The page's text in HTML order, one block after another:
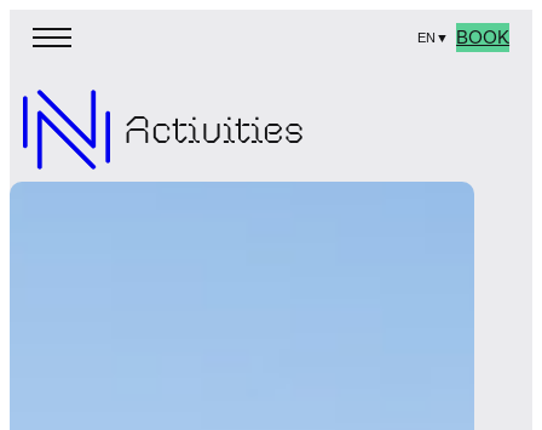
EN ▼ BOOK
Activities